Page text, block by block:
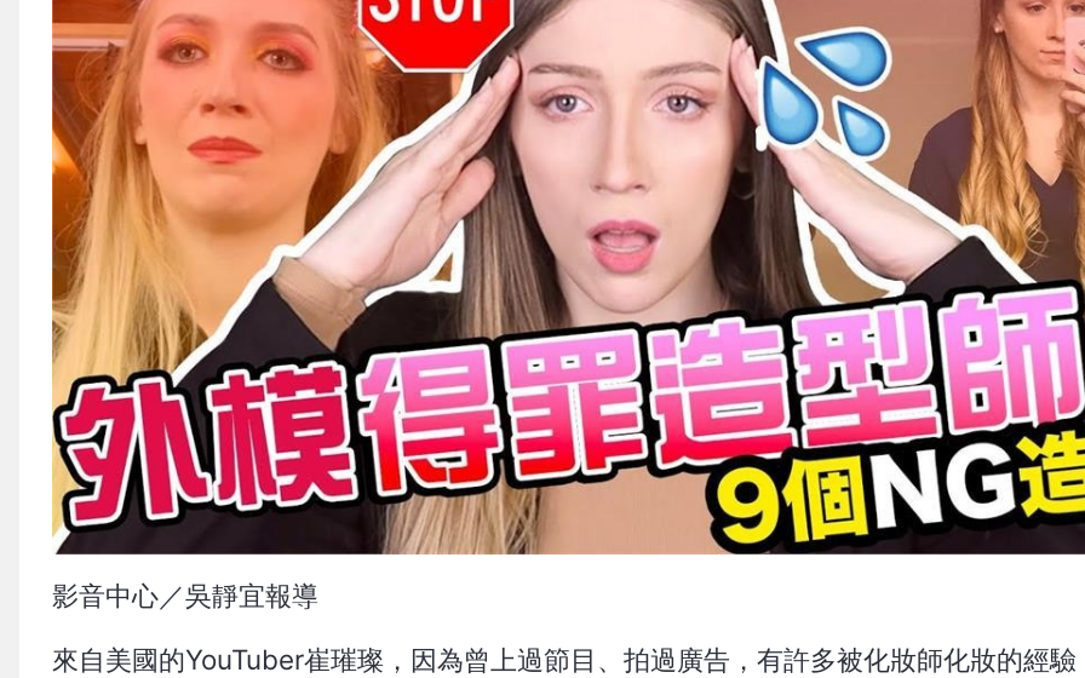
影音中心／吳靜宜報導
來自美國的YouTuber崔璀璨，因為曾上過節目、拍過廣告，有許多被化妝師化妝的經驗